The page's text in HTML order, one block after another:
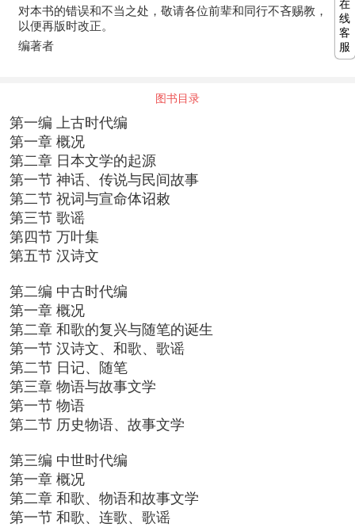
对本书的错误和不当之处，敬请各位前辈和同行不吝赐教，
以便再版时改正。
编著者
图书目录
第一编 上古时代编
第一章 概况
第二章 日本文学的起源
第一节 神话、传说与民间故事
第二节 祝词与宣命体诏敕
第三节 歌谣
第四节 万叶集
第五节 汉诗文
第二编 中古时代编
第一章 概况
第二章 和歌的复兴与随笔的诞生
第一节 汉诗文、和歌、歌谣
第二节 日记、随笔
第三章 物语与故事文学
第一节 物语
第二节 历史物语、故事文学
第三编 中世时代编
第一章 概况
第二章 和歌、物语和故事文学
第一节 和歌、连歌、歌谣
在
线
客
服